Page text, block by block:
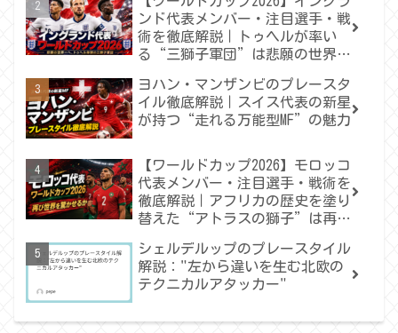
ンド代表メンバー・注目選手・戦
術を徹底解説｜トゥヘルが率い
る“三獅子軍団”は悲願の世界一
ヨハン・マンザンビのプレースタ
イル徹底解説｜スイス代表の新星
が持つ“走れる万能型MF”の魅力
【ワールドカップ2026】モロッコ
代表メンバー・注目選手・戦術を
徹底解説｜アフリカの歴史を塗り
替えた“アトラスの獅子”は再び
シェルデルップのプレースタイル
解説："左から違いを生む北欧の
テクニカルアタッカー"